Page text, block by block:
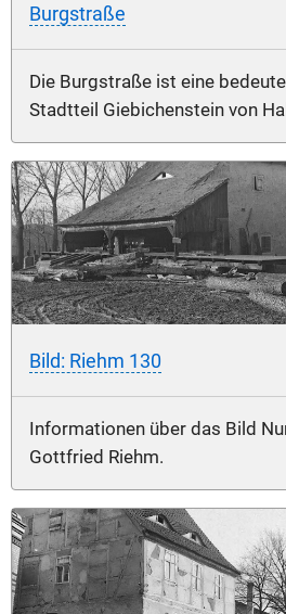
Burgstraße
Die Burgstraße ist eine
Stadtteil Giebichenstein von
Bild: Riehm 130
Informationen über das Bild
Gottfried Riehm.